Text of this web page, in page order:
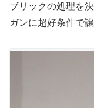
ブリックの処理を
ガンに超好条件で